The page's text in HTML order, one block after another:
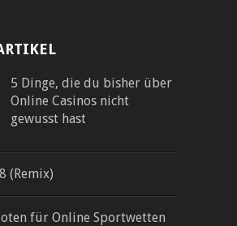
5 Dinge, die du bisher über
Online Casinos nicht
gewusst hast
(Remix)
für Online Sportwetten